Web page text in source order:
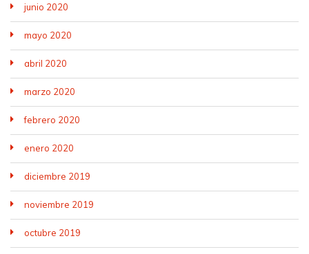
junio 2020
mayo 2020
abril 2020
marzo 2020
febrero 2020
enero 2020
diciembre 2019
noviembre 2019
octubre 2019